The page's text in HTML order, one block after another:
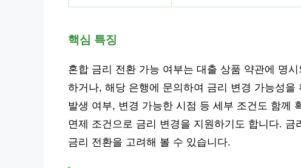
핵심 특징
혼합 금리 전환 가능 여부는 대출 상품 약관에 명
하거나, 해당 은행에 문의하여 금리 변경 가능성
발생 여부, 변경 가능한 시점 등 세부 조건도 함께
면제 조건으로 금리 변경을 지원하기도 합니다.
금리 전환을 고려해 볼 수 있습니다.